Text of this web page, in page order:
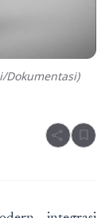
Dokumentasi)
share bookmark